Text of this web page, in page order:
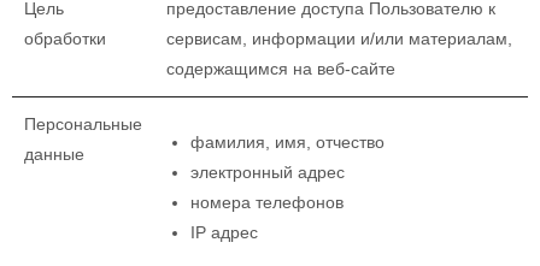
Цель
обработки
предоставление доступа Пользователю к
сервисам, информации и/или материалам,
содержащимся на веб-сайте
Персональные
данные
фамилия, имя, отчество
электронный адрес
номера телефонов
IP адрес